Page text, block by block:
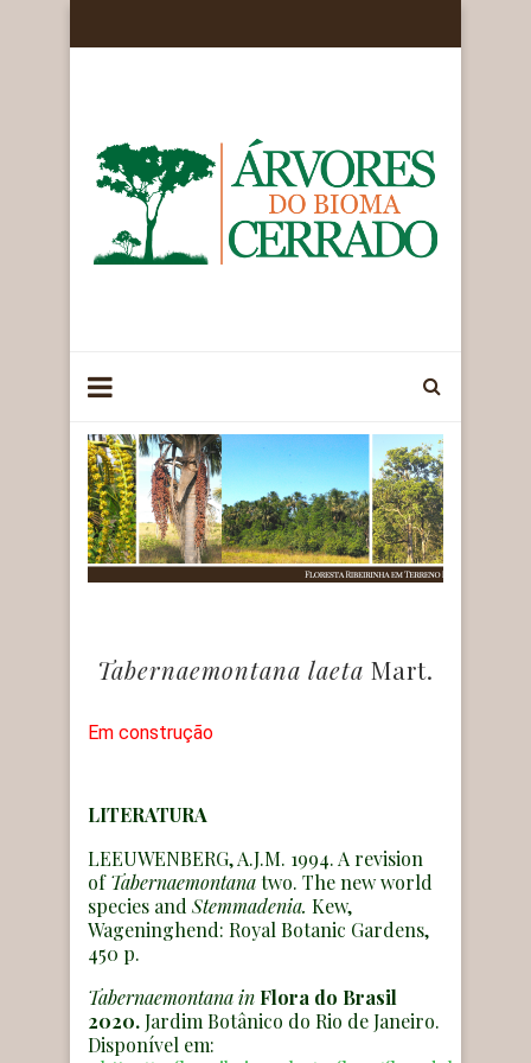
Tabernaemontana laeta Mart.
Em construção
LITERATURA
LEEUWENBERG, A.J.M. 1994. A revision
ofTabernaemontanatwo. The new world
species and Stemmadenia. Kew,
Wageninghend: Royal Botanic Gardens,
450 p.
Tabernaemontanain Flora do Brasil
2020.Jardim Botânico do Rio de Janeiro.
Disponível em: